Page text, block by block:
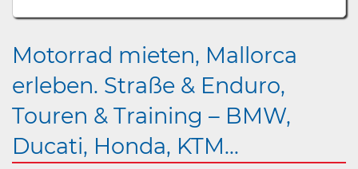
Motorrad mieten, Mallorca
erleben. Straße & Enduro,
Touren & Training – BMW,
Ducati, Honda, KTM...